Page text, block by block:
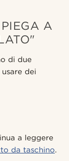
A
di due
dei
a leggere
da taschino.